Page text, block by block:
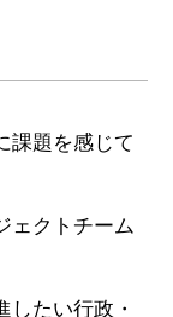
課題を感じて
ェクトチーム
たい行政・